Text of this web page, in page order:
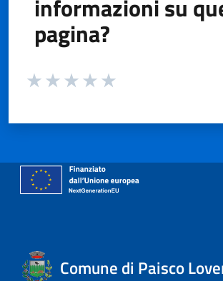
informazioni su
pagina?
Valuta da 1 a 5 stelle la pagina
Comune di Paisco